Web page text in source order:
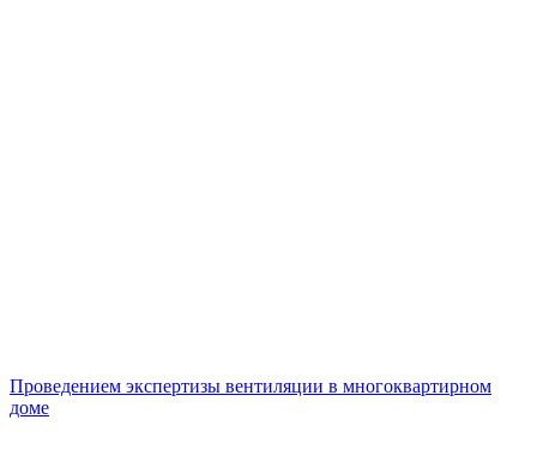
Проведением экспертизы вентиляции в многоквартирном
доме